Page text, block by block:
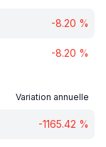
-8.20 %
-8.20 %
Variation annuelle
-1165.42 %